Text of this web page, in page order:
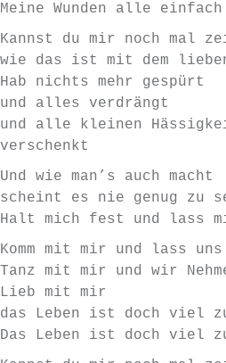
Meine Wunden alle einfach
Kannst du mir noch mal
wie das ist mit dem
Hab nichts mehr gespürt
und alles verdrängt
und alle kleinen
verschenkt
Und wie man’s auch macht
scheint es nie genug zu
Halt mich fest und lass
Komm mit mir und lass
Tanz mit mir und wir
Lieb mit mir
das Leben ist doch viel
Das Leben ist doch viel